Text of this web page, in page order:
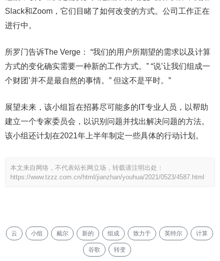
Slack和Zoom，它们目睹了如何改变的方式。公司工作正在
进行中。
所罗门告诉The Verge： “我们的用户所期望的需求以及计算
方式的变化确实需要一种新的工作方式。” “说’让我们组成一
个财团’并不是最自然的事情。” 但这不是平时。”
展望未来，该小组旨在招募尽可能多的IT专业人员，以帮助
建立一个专家委员会，以识别问题并找出解决问题的方法。
该小组还计划在2021年上半年制定一些具体的行动计划。
本文来自网络，不代表站长网立场，转载请注明出处：
https://www.tzzz.com.cn/html/jianzhan/youhua/2021/0523/4587.html
云 小组 戴尔 新的 组成 致力于 英特尔 计算
谷歌 转变